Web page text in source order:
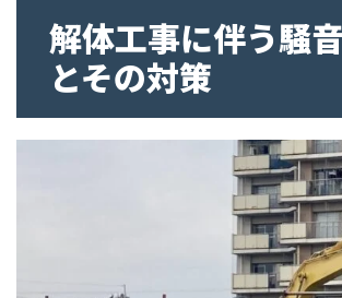
解体工事に伴う騒
とその対策